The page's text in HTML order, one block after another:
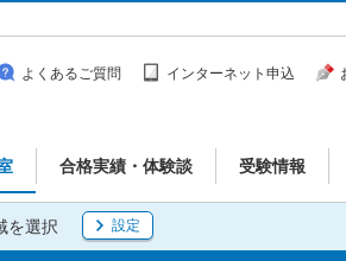
合格実績・体験談 受験情報
よくあるご質問 インターネット申込
を選択 設定